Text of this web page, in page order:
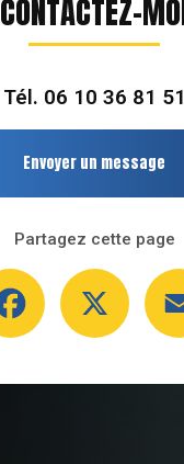
CONTACTEZ-MOI
Tél. 06 10 36 81 51
Envoyer un message
Partagez cette page
Facebook